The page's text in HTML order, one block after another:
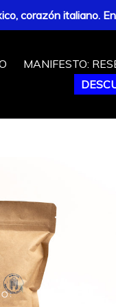
corazón italiano.
MANIFESTO: